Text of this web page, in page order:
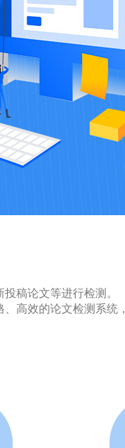
稿论文等进行检测。
高效的论文检测系统，